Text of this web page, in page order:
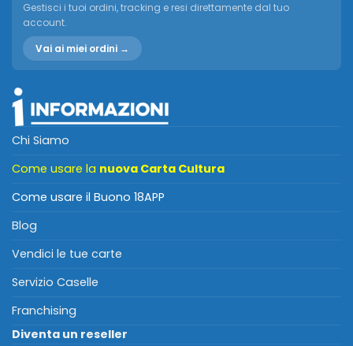
Gestisci i tuoi ordini, tracking e resi direttamente dal tuo
account.
Vai ai miei ordini →
Chi Siamo
Come usare la nuova Carta Cultura
Come usare il Buono 18APP
Blog
Vendici le tue carte
Servizio Caselle
Franchising
Diventa un reseller